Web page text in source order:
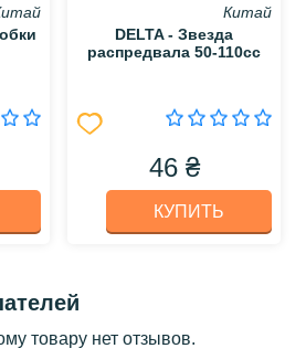
Китай
DELTA - Звезда
распредвала 50-110сс
46 ₴
КУПИТЬ
товару нет отзывов.